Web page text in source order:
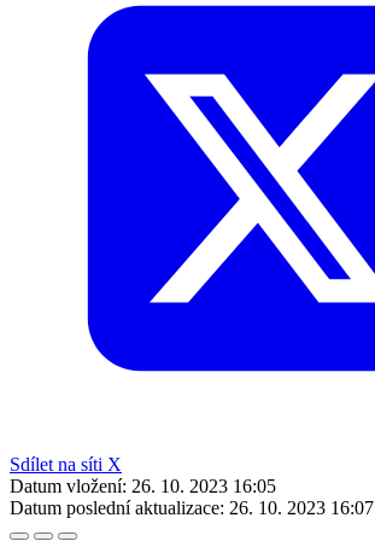
Sdílet na síti X
Datum vložení: 26. 10. 2023 16:05
Datum poslední aktualizace: 26. 10. 2023 16:07